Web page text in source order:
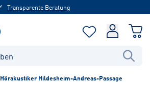
Transparente Beratung
Hörakustiker Hildesheim-Andreas-Passage